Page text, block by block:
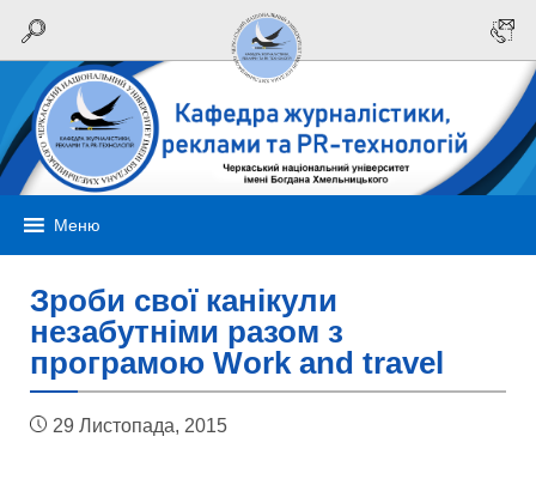
Меню
Зроби свої канікули
незабутніми разом з
програмою Work and travel
29 Листопада, 2015